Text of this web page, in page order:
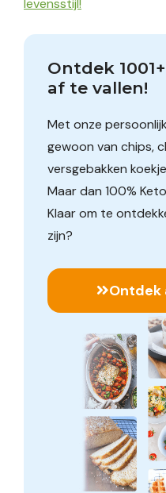
Ontdek
af te vallen!
Met onze
gewoon van chips,
versgebakken
Maar dan 100%
Klaar om te
zijn?
Ontdek